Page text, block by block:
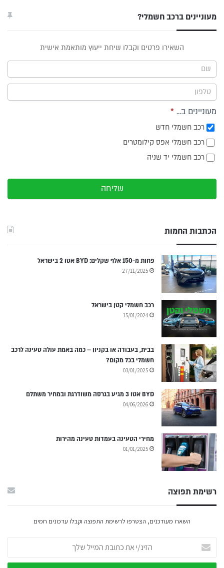
מעוניינים ברכב חשמלי?
תפריט
צד
השאירו פרטים וקבלו שיחת ייעוץ מותאמת אישית
מעוניינים ב... *
רכב חשמלי חדש
רכב חשמלי אפס קילומטרים
רכב חשמלי יד שניה
שליחה
הכתבות החמות
פחות מ-150 אלף שקלים: BYD אטו 2 בישראל
27/11/2025
רכב חשמלי קטן בישראל
15/01/2024
בבית, בעבודה או בקניון – כמה באמת עולה טעינה לרכב
חשמלי בכל מקום?
03/01/2025
BYD אטו 3 מגיע בגרסה משודרגת ובמחיר משתלם
04/06/2026
מחירי הטעינה בעמדות טעינה מהירות
01/01/2025
רשימת תפוצה
השארו מעודכנים, הצטרפו לרשימת התפוצה וקבלו עדכונים חמים
את
כתובת